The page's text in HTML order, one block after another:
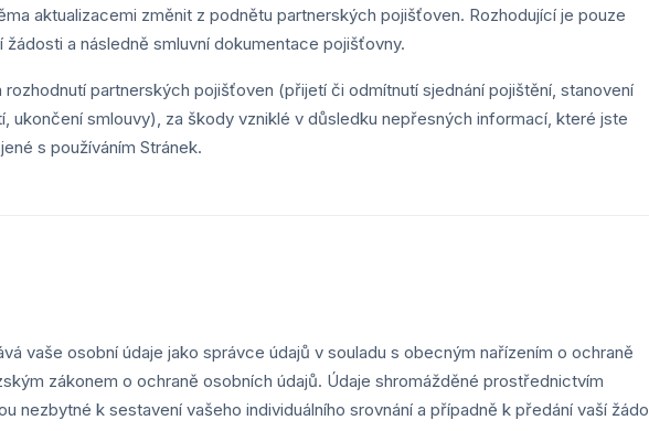
aktualizacemi změnit z podnětu partnerských pojišťoven. Rozhodující je pouze
a následně smluvní dokumentace pojišťovny.
partnerských pojišťoven (přijetí či odmítnutí sjednání pojištění, stanovení
ukončení smlouvy), za škody vzniklé v důsledku nepřesných informací, které jste
s používáním Stránek.
vaše osobní údaje jako správce údajů v souladu s obecným nařízením o ochraně
zákonem o ochraně osobních údajů. Údaje shromážděné prostřednictvím
nezbytné k sestavení vašeho individuálního srovnání a případně k předání vaší